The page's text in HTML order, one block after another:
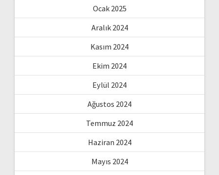
Ocak 2025
Aralık 2024
Kasım 2024
Ekim 2024
Eylül 2024
Ağustos 2024
Temmuz 2024
Haziran 2024
Mayıs 2024